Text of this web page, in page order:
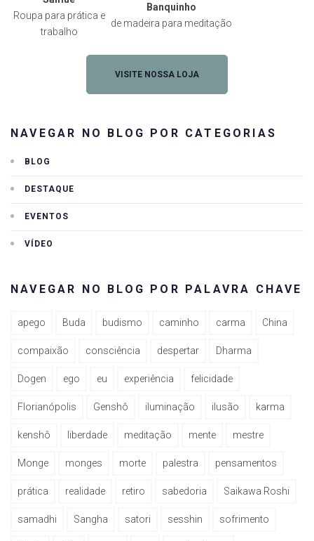
Roupa para prática e
trabalho
Banquinho
de madeira para meditação
VISITE NOSSA LOJA
NAVEGAR NO BLOG POR CATEGORIAS
BLOG
DESTAQUE
EVENTOS
VÍDEO
NAVEGAR NO BLOG POR PALAVRA CHAVE
apego Buda budismo caminho carma China
compaixão consciência despertar Dharma
Dogen ego eu experiência felicidade
Florianópolis Genshô iluminação ilusão karma
kenshô liberdade meditação mente mestre
Monge monges morte palestra pensamentos
prática realidade retiro sabedoria Saikawa Roshi
samadhi Sangha satori sesshin sofrimento